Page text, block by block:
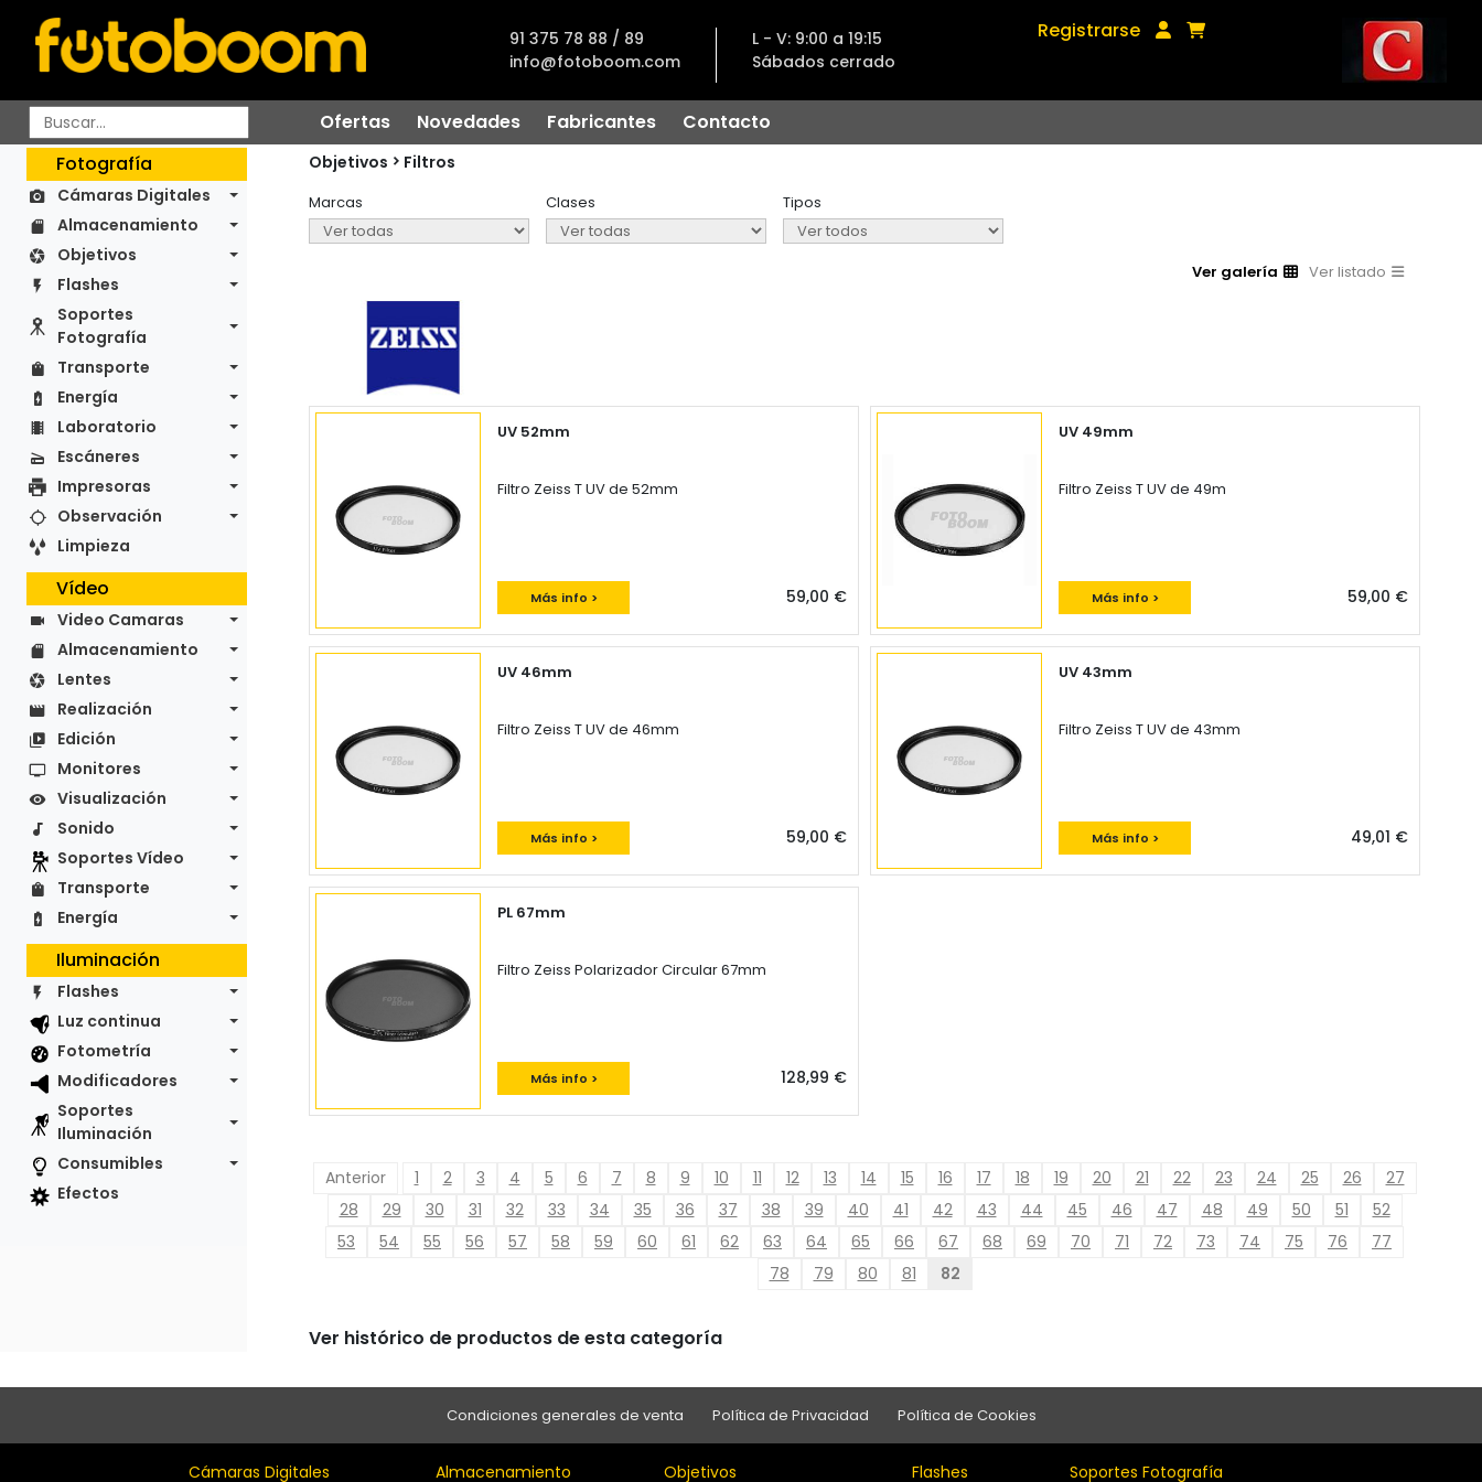
91 375 78 88 / 89
info@fotoboom.com
L - V: 9:00 a 19:15
Sábados cerrado
Registrarse
Ofertas Novedades Fabricantes
Contacto
Fotografía
Cámaras Digitales
Almacenamiento
Objetivos
Flashes
Soportes
Fotografía
Transporte
Energía
Laboratorio
Escáneres
Impresoras
Observación
Limpieza
Vídeo
Video Camaras
Almacenamiento
Lentes
Realización
Edición
Monitores
Visualización
Sonido
Soportes Vídeo
Transporte
Energía
Iluminación
Flashes
Luz continua
Fotometría
Modificadores
Soportes
Iluminación
Consumibles
Efectos
Objetivos Filtros
Marcas Clases Tipos
Ver galería Ver listado
UV 52mm
Filtro Zeiss T UV de 52mm
Más info > 59,00 €
UV 49mm
Filtro Zeiss T UV de 49m
Más info > 59,00 €
UV 46mm
Filtro Zeiss T UV de 46mm
Más info > 59,00 €
UV 43mm
Filtro Zeiss T UV de 43mm
Más info > 49,01 €
PL 67mm
Filtro Zeiss Polarizador Circular 67mm
Más info > 128,99 €
Anterior 1 2 3 4 5 6 7 8 9 10 11 12 13 14 15 16 17 18 19 20 21 22 23 24 25 26
27
28
29 30 31 32 33 34 35 36 37 38 39 40 41 42 43 44 45 46 47 48 49 50 51
52
53
54 55 56 57 58 59 60 61 62 63 64 65 66 67 68 69 70 71 72 73 74 75 76
77
78
79 80 81 82
Ver histórico de productos de esta categoría
Condiciones generales de venta Política de Privacidad Política de Cookies
Cámaras Digitales Almacenamiento Objetivos Flashes Soportes Fotografía